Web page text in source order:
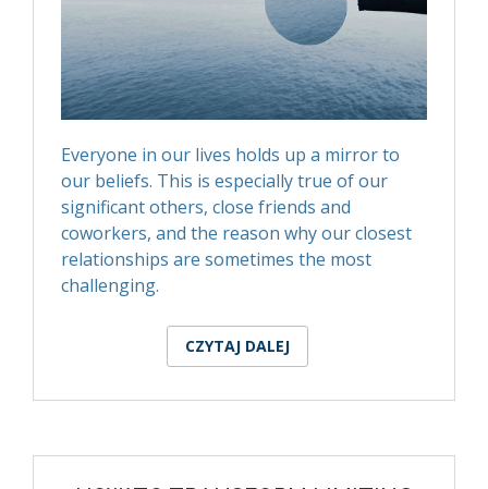
Everyone in our lives holds up a mirror to
our beliefs. This is especially true of our
significant others, close friends and
coworkers, and the reason why our closest
relationships are sometimes the most
challenging.
CZYTAJ DALEJ